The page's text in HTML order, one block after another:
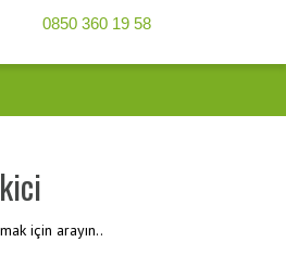
0850 360 19 58
için arayın..